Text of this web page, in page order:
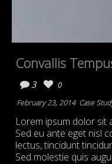
Convallis
3
0
February 23, 2014 Case
Lorem ipsum dolor sit
Sed eu ante eget nisl
lectus, tincidunt
Sed molestie quis